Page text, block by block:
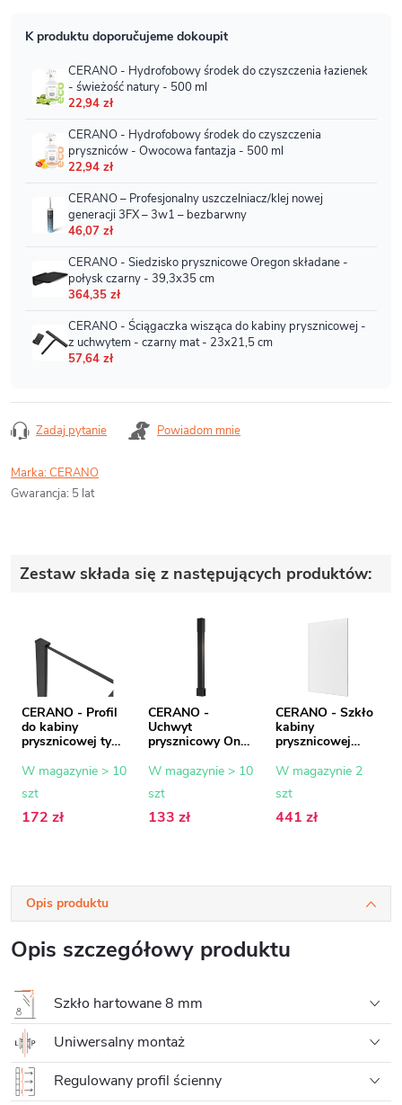
Zadaj pytanie Powiadom mnie
Marka:CERANO
Gwarancja: 5 lat
Zestaw składa się z następujących produktów:
CERANO - Profil
do kabiny
prysznicowej typu
mm - czarny mat
W magazynie > 10
szt
172 zł
CERANO -
Uchwyt
prysznicowy Onyx
pionowy do sufitu
czarny
W magazynie > 10
szt
133 zł
CERANO - Szkło
kabiny
prysznicowej
szkło mrożone -
W magazynie 2
szt
441 zł
Opis produktu
Opis szczegółowy produktu
Szkło hartowane 8 mm
Uniwersalny montaż
Regulowany profil ścienny